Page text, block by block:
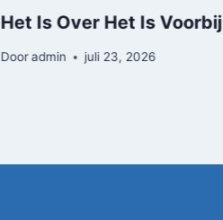
Het Is Over Het Is Voorbij
Dooradmin juli 23, 2026